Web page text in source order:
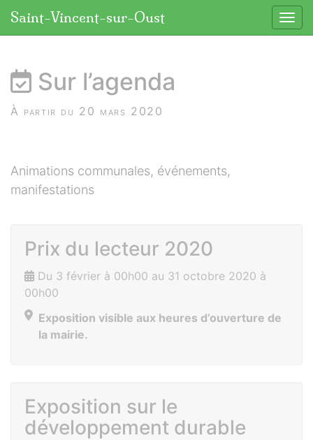
Saint-Vincent-sur-Oust
Sur l’agenda
À partir du 20 mars 2020
Animations communales, événements,
manifestations
Prix du lecteur 2020
Du 3 février à 00h00 au 31 octobre 2020 à
00h00
Exposition visible aux heures d’ouverture de
la mairie.
Exposition sur le
développement durable
Panneau de gestion des cookies